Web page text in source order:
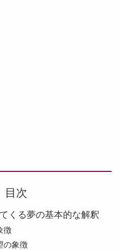
目次
くる夢の基本的な解釈
徴
の象徴